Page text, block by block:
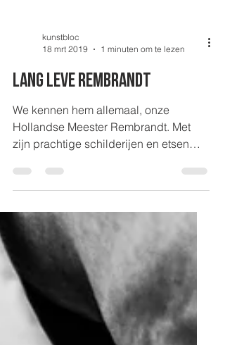
18 mrt 2019
1 minuten om te lezen
Lang leve rembrandt
We kennen hem allemaal, onze
zijn prachtige schilderijen en etsen
waarbij licht (clair-obscur) de...